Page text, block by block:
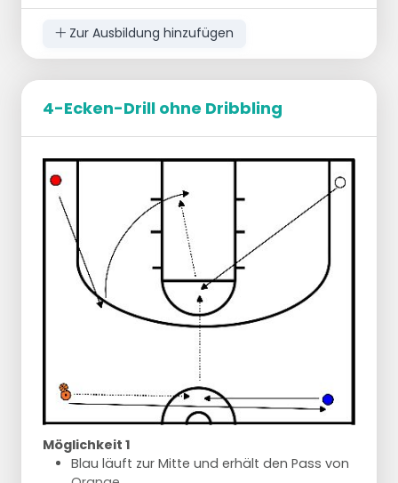
Stellt euch mit der ganzen Gruppe in einem
Kreis in der Mitte des Spielfeldes auf.
Dribbeln normal -Hüfthöhe
Dribbeln niedrig -unterhalb des Knies
Dribbeln extrem niedrig - Aufprall nicht
höher als Knöchelhöhe
Dribbeln niedrig -unterhalb des Knies
Dribbeln normal -Hüfthöhe
Dribbeln extrem hoch - oberhalb der
Dribbeln normal -Hüfthöhe
Lassen Sie die Spieler während des
Nun sollen die Spieler beim Dribbeln
hinsetzen.
Die Spieler dribbeln nun zwischen ihren
Zur Ausbildung hinzufügen
4-Ecken-Drill ohne Dribbling
Möglichkeit 1
Blau läuft zur Mitte und erhält den Pass von